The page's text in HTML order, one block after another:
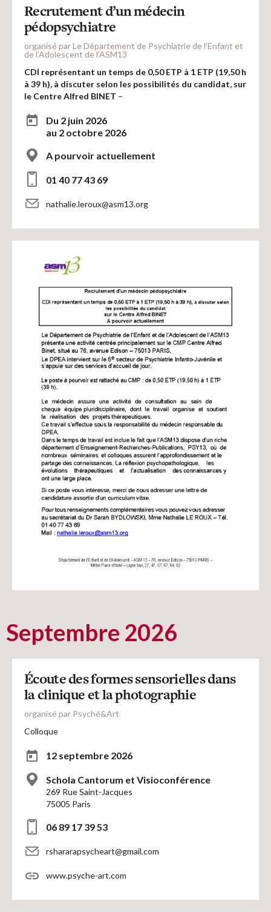
Recrutement d’un médecin
pédopsychiatre
organisé par Le Département de Psychiatrie de l’Enfant et
de l’Adolescent de l’ASM13
CDI représentant un temps de 0,50 ETP à 1 ETP (19,50 h
à 39 h), à discuter selon les possibilités du candidat, sur
le Centre Alfred BINET –
Du 2 juin 2026
au 2 octobre 2026
A pourvoir actuellement
01 40 77 43 69
nathalie.leroux@asm13.org
Septembre 2026
Écoute des formes sensorielles dans
la clinique et la photographie
organisé par Psyché&Art
Colloque
12 septembre 2026
Schola Cantorum et Visioconférence
269 Rue Saint-Jacques
75005 Paris
06 89 17 39 53
rshararapsycheart@gmail.com
www.psyche-art.com